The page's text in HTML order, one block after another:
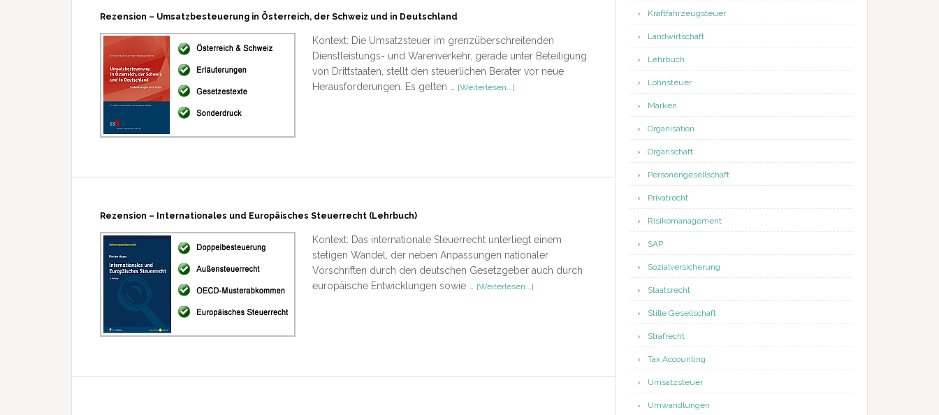
Rezension – Umsatzbesteuerung in Österreich, der Schweiz und in Deutschland
Kontext: Die Umsatzsteuer im grenzüberschreitenden
Dienstleistungs- und Warenverkehr, gerade unter Beteiligung
von Drittstaaten, stellt den steuerlichen Berater vor neue
Herausforderungen. Es gelten …
[Weiterlesen...]
und
Rezension – Internationales und Europäisches Steuerrecht (Lehrbuch)
Kontext: Das internationale Steuerrecht unterliegt einem
stetigen Wandel, der neben Anpassungen nationaler
Vorschriften durch den deutschen Gesetzgeber auch durch
europäische Entwicklungen sowie …
[Weiterlesen...]
Kraftfahrzeugsteuer
Landwirtschaft
Lehrbuch
Lohnsteuer
Marken
Organisation
Organschaft
Personengesellschaft
Privatrecht
Risikomanagement
SAP
Sozialversicherung
Staatsrecht
Stille Gesellschaft
Strafrecht
Tax Accounting
Umsatzsteuer
Umwandlungen